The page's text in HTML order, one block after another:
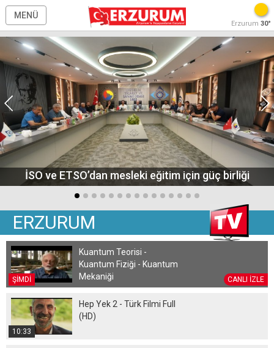
MENÜ
Erzurum 30°
İSO ve ETSO’dan mesleki eğitim için güç birliği
ERZURUM
ŞİMDİ CANLI İZLE
Kuantum Teorisi -
Kuantum Fiziği - Kuantum
Mekaniği
10:33
Hep Yek 2 - Türk Filmi Full
(HD)